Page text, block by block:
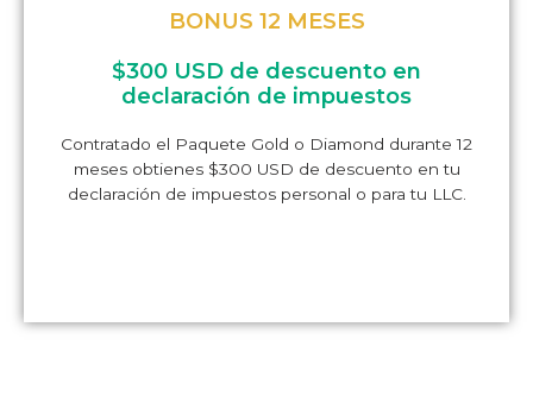
BONUS 12 MESES
$300 USD de descuento en
declaración de impuestos
Contratado el Paquete Gold o Diamond durante 12
meses obtienes $300 USD de descuento en tu
declaración de impuestos personal o para tu LLC.